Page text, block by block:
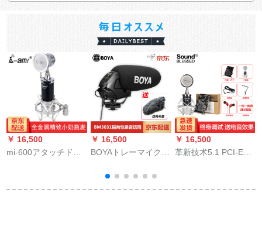
￥ 16,500
mi-600アタッチド版
ノピグ
￥ 16,500
BOYAトレーマイクソ
メール「マイク」の
指向性録音マイクを
￥ 16,500
革新技术5.1 PCI-Eサ
にはK歌サウドカード